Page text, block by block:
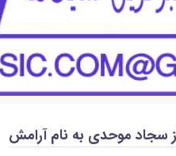
سجاد موحدی به نام آرامش